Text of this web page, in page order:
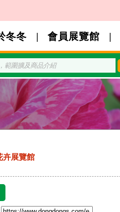
冬冬 會員展覽館
卉展覽館